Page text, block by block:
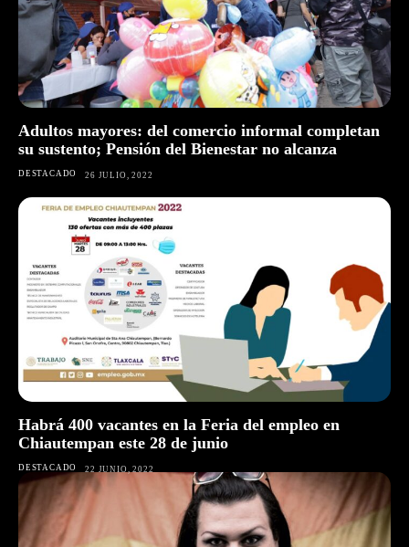
Adultos mayores: del comercio informal completan
su sustento; Pensión del Bienestar no alcanza
DESTACADO 26 JULIO, 2022
Habrá 400 vacantes en la Feria del empleo en
Chiautempan este 28 de junio
DESTACADO 22 JUNIO, 2022